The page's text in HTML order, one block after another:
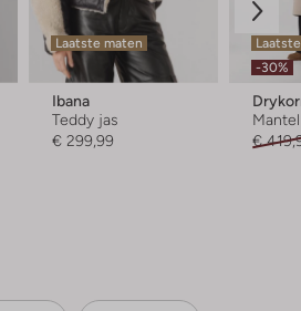
Laatste maten
Ibana
Teddy jas
€ 299,99
-30%
Mantel
€